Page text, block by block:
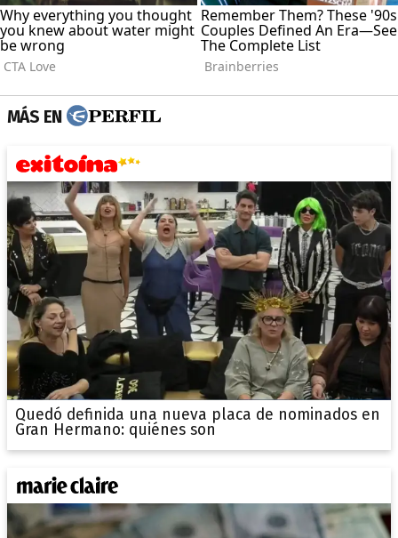
MÁS EN
Quedó definida una nueva placa de nominados en
Gran Hermano: quiénes son